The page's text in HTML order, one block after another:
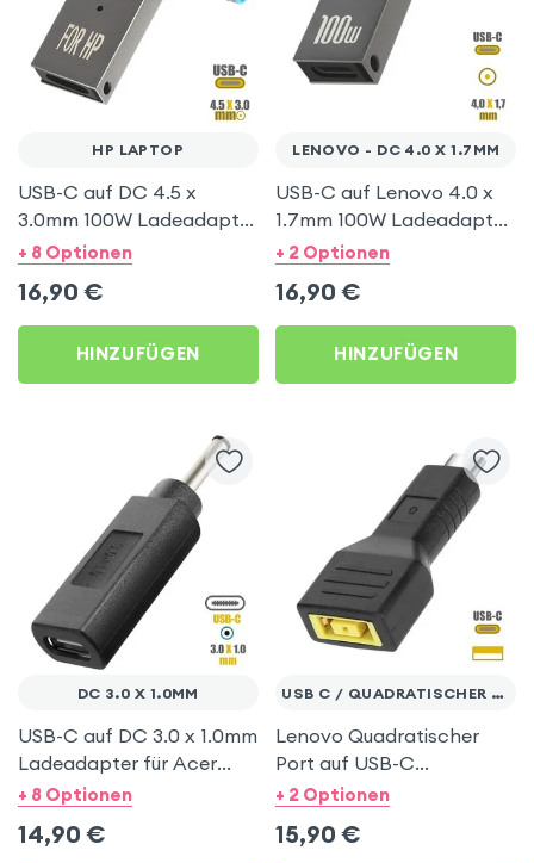
HP LAPTOP
USB-C auf DC 4.5 x
3.0mm 100W Ladeadapter
für HP Computer – Grau
+ 8 Optionen
16,90 €
HINZUFÜGEN
LENOVO - DC 4.0 X 1.7MM
USB-C auf Lenovo 4.0 x
1.7mm 100W Ladeadapter,
Schwarzer Stecker – Grau
+ 2 Optionen
16,90 €
HINZUFÜGEN
DC 3.0 X 1.0MM
USB-C auf DC 3.0 x 1.0mm
Ladeadapter für Acer
Notebooks
+ 8 Optionen
14,90 €
USB C / QUADRATISCHER STECKER
Lenovo Quadratischer
Port auf USB-C
Ladeadapter – Schwarz
+ 2 Optionen
15,90 €